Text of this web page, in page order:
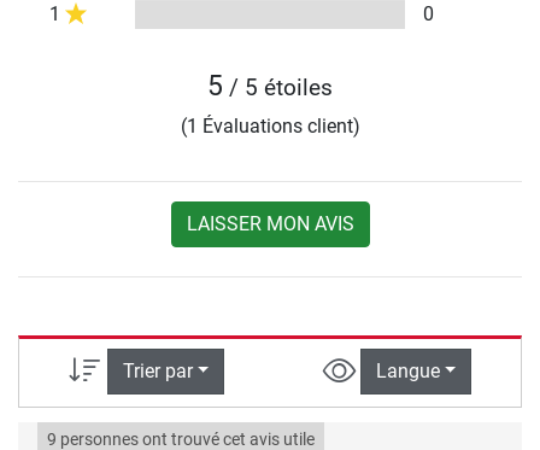
1
0
5 / 5 étoiles
(1 Évaluations client)
LAISSER MON AVIS
Trier par Langue
9 personnes ont trouvé cet avis utile